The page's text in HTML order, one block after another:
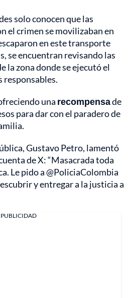
solo conocen que las
el crimen se movilizaban en
en este transporte
se encuentran revisando las
la zona donde se ejecutó el
responsables.
una recompensade
para dar con el paradero de
Gustavo Petro, lamentó
de X: “Masacrada toda
Le pido a @PoliciaColombia
y entregar a la justicia a
PUBLICIDAD